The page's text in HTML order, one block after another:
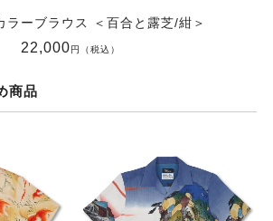
ラーブラウス ＜百合と露芝/紺＞
22,000円（税込）
商品